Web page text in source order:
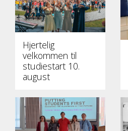
Hjertelig
velkommen til
studiestart 10.
august